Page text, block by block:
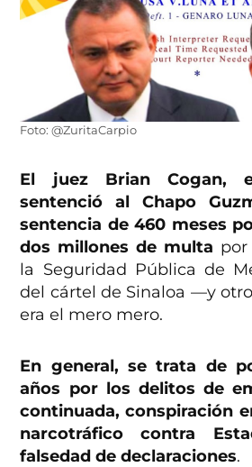
Foto: @ZuritaCarpio
El juez Brian Cogan,
sentenció al Chapo
sentencia de 460 meses
dos millones de multa
la Seguridad Pública de
del cártel de Sinaloa —y
era el mero mero.
En general, se trata de
años por los delitos de
continuada, conspiración
narcotráfico contra
falsedad de declaraciones.